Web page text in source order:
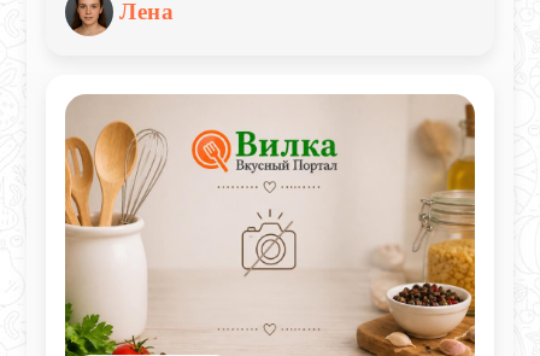
пикантности и сливок для бархатистой
текстуры, получится блюдо
Лена